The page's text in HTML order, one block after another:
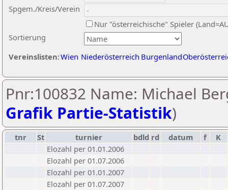
Sortierung
Spgem./Kreis/Verein
Nur "österreichische" Spieler
Vereinslisten:Wien Niederösterreich Burgenland
Pnr:100832 Name: Michael
Grafik Partie-Statistik)
tnr St turnier bdld rd datum f
K
Elozahl per 01.01.2006
Elozahl per 01.07.2006
Elozahl per 01.01.2007
Elozahl per 01.07.2007